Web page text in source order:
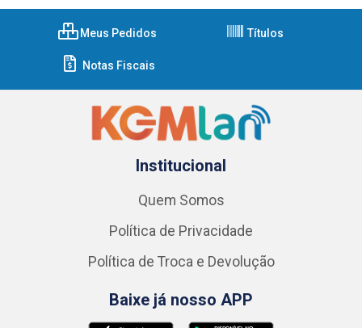
Meus Pedidos Títulos
Notas Fiscais
Institucional
Quem Somos
Política de Privacidade
Política de Troca e Devolução
Baixe já nosso APP